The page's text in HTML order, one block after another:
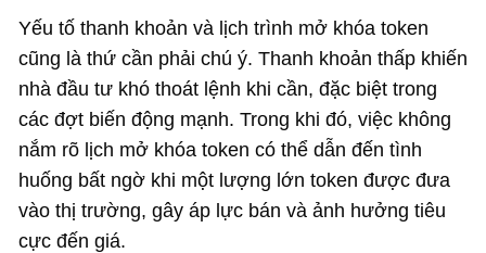
Yếu tố thanh khoản và lịch trình mở khóa token
cũng là thứ cần phải chú ý. Thanh khoản thấp khiến
nhà đầu tư khó thoát lệnh khi cần, đặc biệt trong
các đợt biến động mạnh. Trong khi đó, việc không
nắm rõ lịch mở khóa token có thể dẫn đến tình
huống bất ngờ khi một lượng lớn token được đưa
vào thị trường, gây áp lực bán và ảnh hưởng tiêu
cực đến giá.